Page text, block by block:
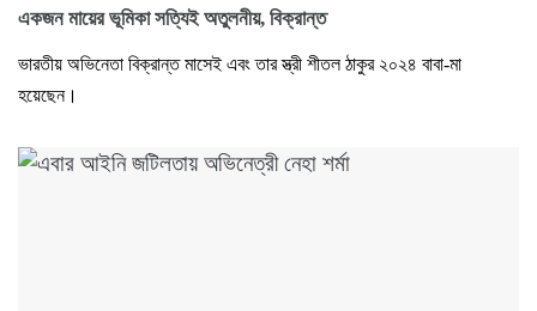
একজন মায়ের ভূমিকা সত্যিই অতুলনীয়, বিক্রান্ত
ভারতীয় অভিনেতা বিক্রান্ত মাসেই এবং তার স্ত্রী শীতল ঠাকুর ২০২৪ বাবা-মা
হয়েছেন।